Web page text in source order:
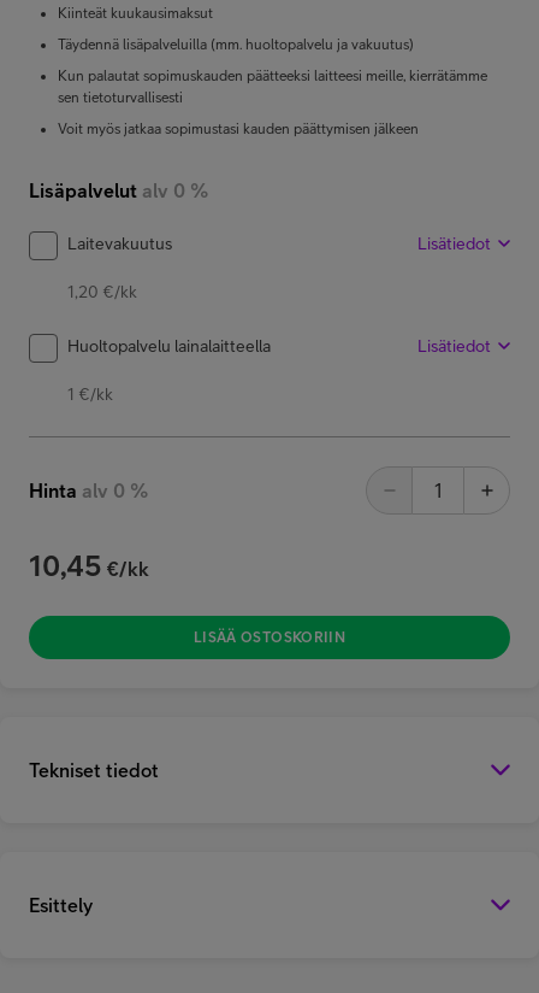
Kiinteät kuukausimaksut
Täydennä lisäpalveluilla (mm. huoltopalvelu ja vakuutus)
Kun palautat sopimuskauden päätteeksi laitteesi meille, kierrätämme
sen tietoturvallisesti
Voit myös jatkaa sopimustasi kauden päättymisen jälkeen
Lisäpalvelut alv 0 %
Laitevakuutus Lisätiedot
1,20 €/kk
Huoltopalvelu lainalaitteella Lisätiedot
1 €/kk
Hinta alv 0 %
10,45 €/kk
LISÄÄ OSTOSKORIIN
Tekniset tiedot
Esittely